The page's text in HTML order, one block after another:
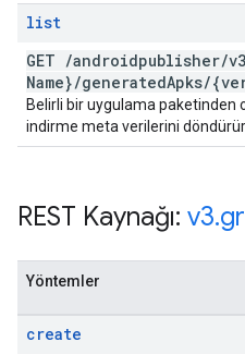
list
GET /androidpublisher/v3
Name}/generatedApks/
Belirli bir uygulama paketinden
indirme meta verilerini döndürür.
REST Kaynağı: v3.
Yöntemler
create